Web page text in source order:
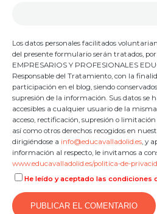
Los datos personales facilitados
del presente formulario serán tratados,
EMPRESARIOS Y PROFESIONALES
Responsable del Tratamiento, con la
participación en el blog, siendo
supresión de la información. Sus datos se
accesibles a cualquier usuario de la
acceso, rectificación, supresión o
así como otros derechos recogidos en
dirigiéndose a info@educavalladolid.es , y
información al respecto, le invitamos a
www.educavalladolid.es/politica-de-
He leído y aceptado las condiciones